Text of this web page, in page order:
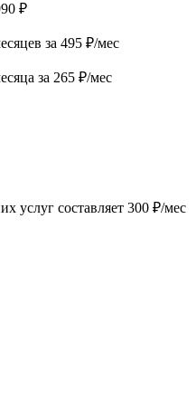
₽
за 495 ₽/мес
за 265 ₽/мес
услуг составляет 300 ₽/мес